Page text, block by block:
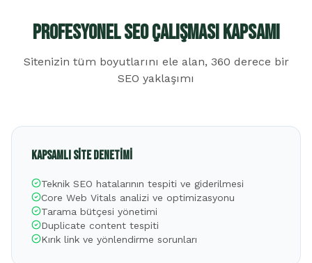
Profesyonel SEO Çalışması Kapsamı
Sitenizin tüm boyutlarını ele alan, 360 derece bir
SEO yaklaşımı
Kapsamlı Site Denetimi
Teknik SEO hatalarının tespiti ve giderilmesi
Core Web Vitals analizi ve optimizasyonu
Tarama bütçesi yönetimi
Duplicate content tespiti
Kırık link ve yönlendirme sorunları